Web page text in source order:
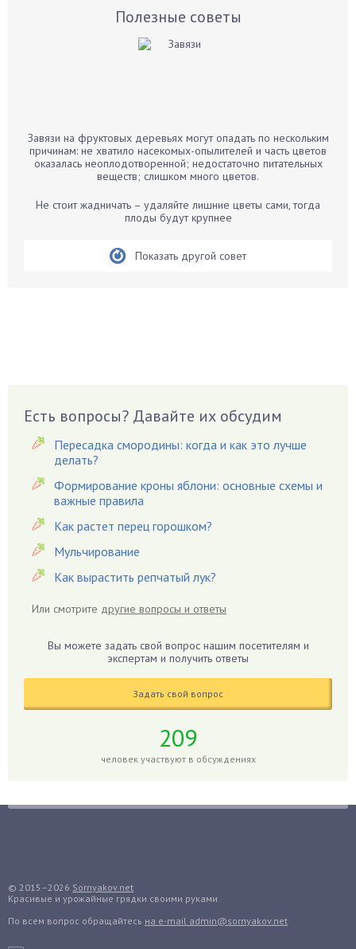
Бархатцы
Бегония
Бирючина
Вишня
Вредители
Гардения
Гацания
Гвоздики
Георгины
Герань
Гиацинт
Гиппеаструм
Годжи
Голубика
Гуава
Гузмания
Дайкон
Полезные советы
Завязи на фруктовых деревьях могут опадать по нескольким
причинам: не хватило насекомых-опылителей и часть цветов
оказалась неоплодотворенной; недостаточно питательных
веществ; слишком много цветов.
Не стоит жадничать – удаляйте лишние цветы сами, тогда
плоды будут крупнее
Показать другой совет
Есть вопросы? Давайте их обсудим
Пересадка смородины: когда и как это лучше
делать?
Формирование кроны яблони: основные схемы и
важные правила
Как растет перец горошком?
Мульчирование
Как вырастить репчатый лук?
Или смотрите другие вопросы и ответы
Вы можете задать свой вопрос нашим посетителям и
экспертам и получить ответы
Задать свой вопрос
209
человек участвуют в обсуждениях
© 2015–2026 Sornyakov.net
Красивые и урожайные грядки своими руками
По всем вопрос обращайтесь на e-mail admin@sornyakov.net